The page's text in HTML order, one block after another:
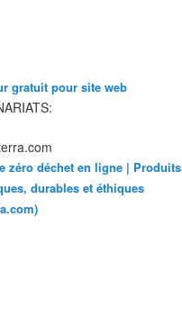
gratuit pour site web
zéro déchet en ligne | Produits
durables et éthiques